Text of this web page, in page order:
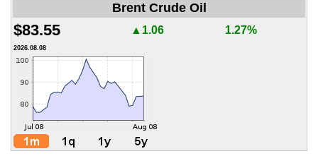
Brent Crude Oil
$83.55 ▲1.06 1.27%
2026.08.08